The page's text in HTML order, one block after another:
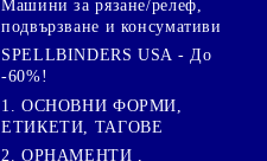
Машини за рязане/релеф,
подвързване и консумативи
SPELLBINDERS USA - До
-60%!
1. ОСНОВНИ ФОРМИ,
ЕТИКЕТИ, ТАГОВЕ
2. ОРНАМЕНТИ ,